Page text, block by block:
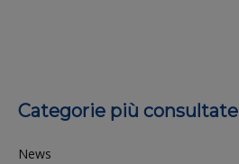
Categorie più consultate
News